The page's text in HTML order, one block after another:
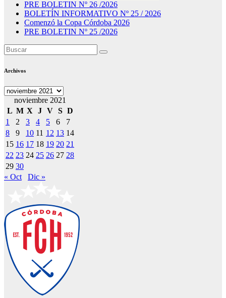
PRE BOLETIN Nº 26 /2026
BOLETÍN INFORMATIVO Nº 25 / 2026
Comenzó la Copa Córdoba 2026
PRE BOLETIN Nº 25 /2026
Archivos
Archivos
noviembre 2021
L M X J V S D
1
2 3 4 5 6
7
8
9 10 11 12 13 14
15 16 17 18 19 20 21
22 23 24 25 26 27 28
29 30
« Oct
Dic »